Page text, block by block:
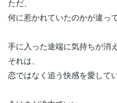
ただ、
何に惹かれていたのかが違っ
手に入った途端に気持ちが消
それは、
恋ではなく追う快感を愛して